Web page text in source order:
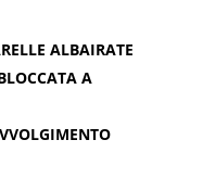
ALBAIRATE
A